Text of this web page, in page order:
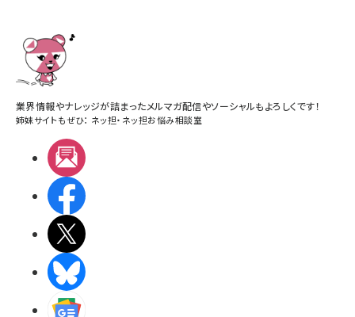
業界情報やナレッジが詰まったメルマガ配信やソーシャルもよろしくです！
姉妹サイトもぜひ： ネッ担・ ネッ担お悩み相談室